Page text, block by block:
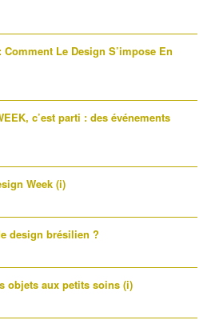
Le Design S’impose En
c’est parti : des événements
Week (i)
design brésilien ?
objets aux petits soins (i)